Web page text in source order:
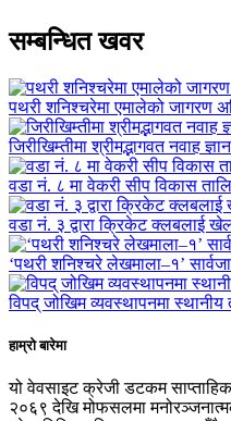
सम्बन्धित खवर
पथरी शनिश्चरेमा एमालेको जागरण
जिरीखिम्तीमा श्रीमद्भागवत नवाह
वडा नं. ८ मा वेकरी सीप विकास
वडा नं. ३ द्वारा क्रिकेट क्लबलाई
‘पथरी शनिश्चरे लेखमाला–१’
विपद् जोखिम व्यवस्थापनमा स्थानीय
हाम्रो बारेमा
यो वेवसाइट क्रेजी डटकम
२०६९ देखि मोफसलमा